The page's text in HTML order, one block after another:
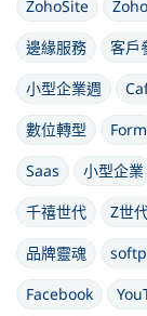
ZohoSite
邊緣服務
客戶
小型企業週
數位轉型
Form
Saas
小型企業
千禧世代
Z世
品牌靈魂
Facebook